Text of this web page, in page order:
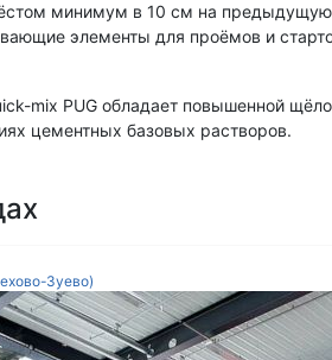
минимум в 10 см на предыдущую
элементы для проёмов и
mix PUG обладает повышенной
цементных базовых растворов.
Зуево)